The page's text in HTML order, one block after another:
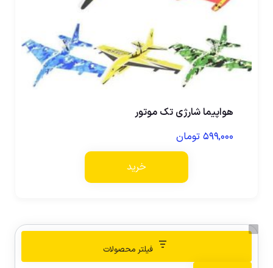
هواپیما شارژی تک موتور
۵۹۹,۰۰۰ تومان
خرید
فیلتر محصولات